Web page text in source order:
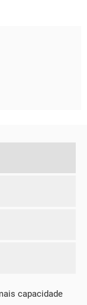
capacidade